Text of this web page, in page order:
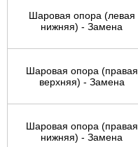
Шаровая опора (левая
нижняя) - Замена
Шаровая опора (правая
верхняя) - Замена
Шаровая опора (правая
нижняя) - Замена